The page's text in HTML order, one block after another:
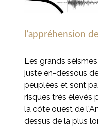
l’appréhension
Les grands
juste en-dessous
peuplées et sont
risques très élevés
la côte ouest de
dessus de la plus